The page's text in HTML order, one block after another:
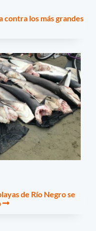
contra los más grandes
de Río Negro se